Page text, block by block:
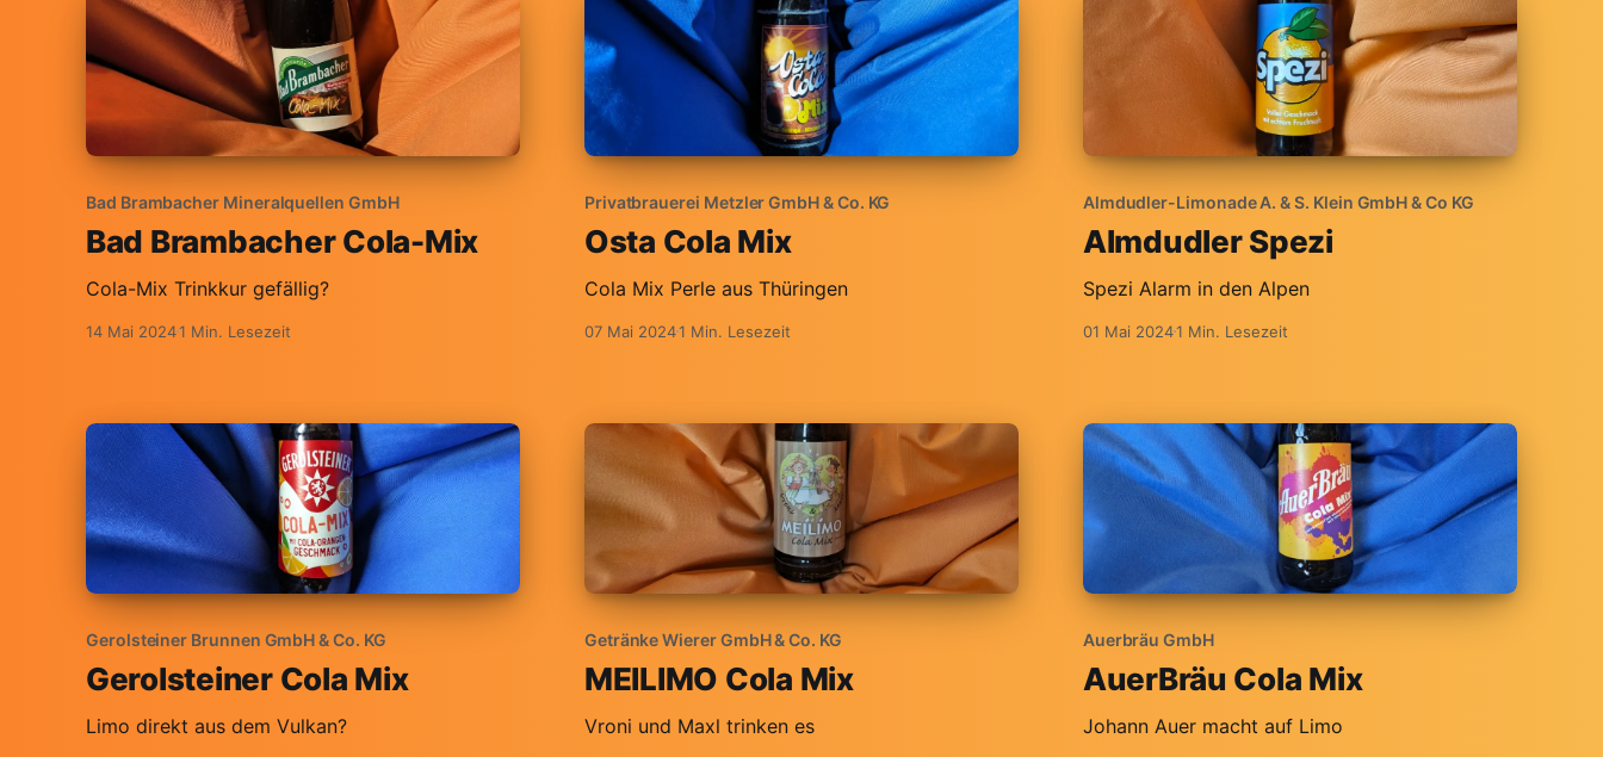
Bad Brambacher Mineralquellen GmbH
Bad Brambacher Cola-Mix
Cola-Mix Trinkkur gefällig?
14 Mai 20241 Min. Lesezeit
Privatbrauerei Metzler GmbH & Co. KG
Osta Cola Mix
Cola Mix Perle aus Thüringen
07 Mai 20241 Min. Lesezeit
Almdudler-Limonade A. & S. Klein GmbH & Co KG
Almdudler Spezi
Spezi Alarm in den Alpen
01 Mai 20241 Min. Lesezeit
Gerolsteiner Brunnen GmbH & Co. KG
Gerolsteiner Cola Mix
Limo direkt aus dem Vulkan?
Getränke Wierer GmbH & Co. KG
MEILIMO Cola Mix
Vroni und Maxl trinken es
Auerbräu GmbH
AuerBräu Cola Mix
Johann Auer macht auf Limo